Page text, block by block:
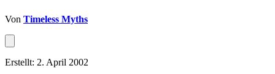
Von Timeless Myths
Erstellt: 2. April 2002